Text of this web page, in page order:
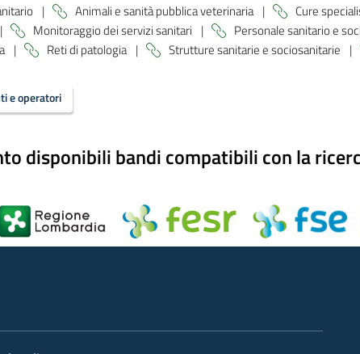
| Animali e sanità pubblica veterinaria | Cure
| Monitoraggio dei servizi sanitari | Personale sanitario e
| Reti di patologia | Strutture sanitarie e sociosanitarie |
e operatori
disponibili bandi compatibili con la